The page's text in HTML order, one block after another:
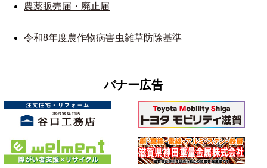
農薬販売届・廃止届
令和8年度農作物病害虫雑草防除基準
バナー広告